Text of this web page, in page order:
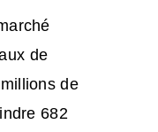
de
de
682